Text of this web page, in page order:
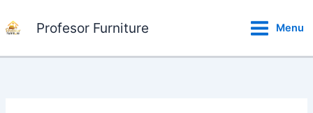
ke
Profesor Furniture Menu